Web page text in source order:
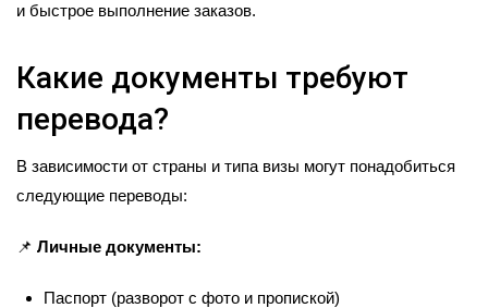
и быстрое выполнение заказов.
Какие документы требуют
перевода?
В зависимости от страны и типа визы могут понадобиться
следующие переводы:
📌 Личные документы:
Паспорт (разворот с фото и пропиской)